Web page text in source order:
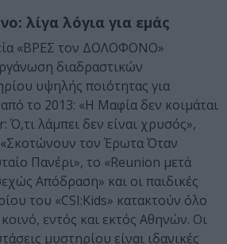
λίγα λόγια για εμάς
«ΒΡΕΣ τον ΔΟΛΟΦΟΝΟ»
διαδραστικών
υψηλής ποιότητας για
από το 2013: «Η Μαφία δεν κοιμάται
Ό,τι λάμπει δεν είναι χρυσός»,
τον Έρωτα Όταν
Πανέρι», το «Reunion μετά
Απόδραση» και οι παιδικές
του «CSI:Kids» κατακτούν όλο
εντός και εκτός Αθηνών. Οι
μυστηρίου είναι ιδανικές